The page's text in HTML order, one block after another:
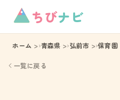
ちびナビ
ホーム 青森県 弘前市 保育園
一覧に戻る